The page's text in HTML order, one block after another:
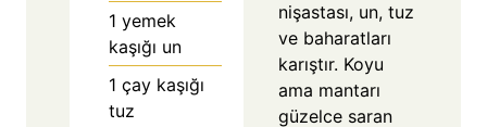
1 yemek
kaşığı un
1 çay kaşığı
tuz
nişastası, un, tuz
ve baharatları
karıştır. Koyu
ama mantarı
güzelce saran